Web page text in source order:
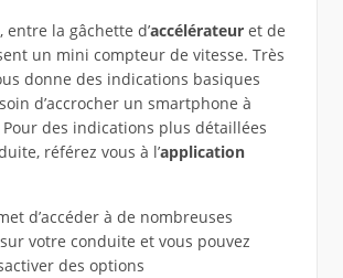
entre la gâchette d’accélérateuret de
un mini compteur de vitesse. Très
donne des indications basiques
d’accrocher un smartphone à
des indications plus détaillées
référez vous à l’application
d’accéder à de nombreuses
votre conduite et vous pouvez
des options